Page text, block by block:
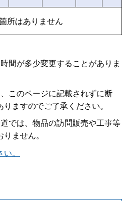
所はありません
間が多少変更することがありま
このページに記載されずに断
ますのでご了承ください。
では、物品の訪問販売や工事等
ません。
。